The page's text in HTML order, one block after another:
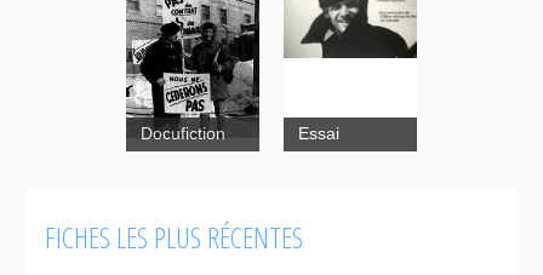
Docufiction Essai
FICHES LES PLUS RÉCENTES